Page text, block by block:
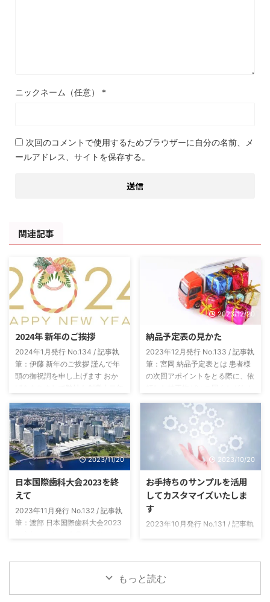
ニックネーム（任意） *
次回のコメントで使用するためブラウザーに自分の名前、メ
ールアドレス、サイトを保存する。
関連記事
2024年 新年のご挨拶
2024年1月発行 No.134 / 記事執
筆：伊藤 新年のご挨拶 謹んで年
頭の御祝詞を申し上げます おか
もひとえに皆々様のご支援の賜物
と感謝いたしております 本年も
なお一層の誠意をもって社員一同
業務に邁進いたしますので 変わ
らぬご指導のほどよろしくお願い
申し上げます 令和六年 元旦 株式
会社スリービー・ラボラトリーズ
代表取締役 伊藤 健 ニュースレ
ター Vol.134-2024.01月号
2023/12/20
納品予定表の見かた
2023年12月発行 No.133 / 記事執
筆：宮岡 納品予定表とは 患者様
の次回アポイントをとる際に、依
品されるかがパッとわかる表にし
たのが納品予定表です。 製作補
綴物と本数ごとに、今日発送した
ら最短でいつ届くかがわかるよう
になっています。 納品予定表の
種類 当社からの発送はクロネコ
ヤマト便を使用しています。納品
予定表は、発送日の「翌日到着エ
リア用」と「翌々日到着エリア
用」の2種類を用意しています。
2023/11/20
日本国際歯科大会2023を終
えて
2023年11月発行 No.132 / 記事執
筆：渡部 日本国際歯科大会2023
させていただきます。ここ数年は
コロナ禍の影響もありまして、実
2023/10/20
お手持ちのサンプルを活用
してカスタマイズいたしま
す
2023年10月発行 No.131 / 記事執
晩の冷え込みが進んでおりますの
で体調管理などにはお気をつけて
ください。また医院様に置かれま
しては益々ご健勝のことと存じま
もっと読む